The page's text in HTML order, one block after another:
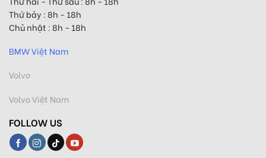
Thứ bảy : 8h - 18h
Chủ nhật : 8h - 18h
BMW Việt Nam
Volvo
Volvo Việt Nam
FOLLOW US